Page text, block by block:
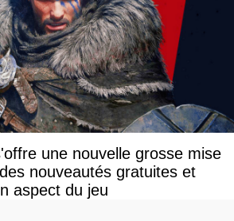
une nouvelle grosse mise
nouveautés gratuites et
aspect du jeu